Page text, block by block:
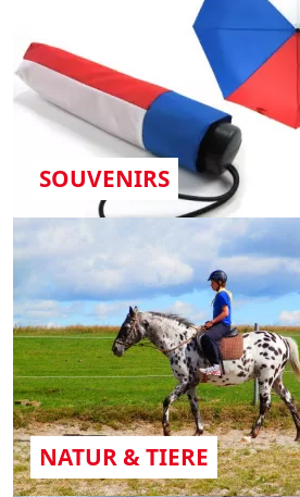
SOUVENIRS
NATUR & TIERE